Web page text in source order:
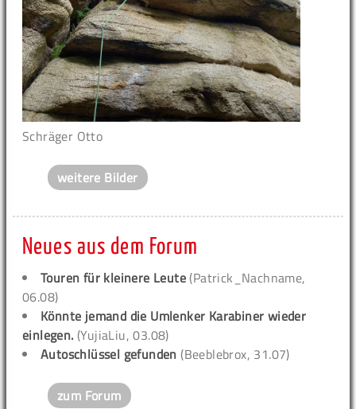
Schräger Otto
weitere Bilder
Neues aus dem Forum
Touren für kleinere Leute (Patrick_Nachname,
06.08)
Könnte jemand die Umlenker Karabiner wieder
einlegen. (YujiaLiu, 03.08)
Autoschlüssel gefunden (Beeblebrox, 31.07)
zum Forum